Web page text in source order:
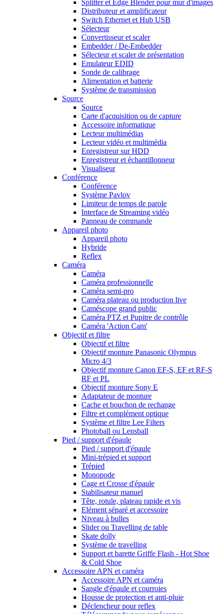
Splitter et Edge Blender pour mur d'images
Distributeur et amplificateur
Switch Ethernet et Hub USB
Sélecteur
Convertisseur et scaler
Embedder / De-Embedder
Sélecteur et scaler de présentation
Emulateur EDID
Sonde de calibrage
Alimentation et batterie
Système de transmission
Source
Source
Carte d'acquisition ou de capture
Accessoire informatique
Lecteur multimédias
Lecteur vidéo et multimédia
Enregistreur sur HDD
Enregistreur et échantillonneur
Visualiseur
Conférence
Conférence
Système Pavlov
Limiteur de temps de parole
Interface de Streaming vidéo
Panneau de commande
Appareil photo
Appareil photo
Hybride
Reflex
Caméra
Caméra
Caméra professionnelle
Caméra semi-pro
Caméra plateau ou production live
Caméscope grand public
Caméra PTZ et Pupitre de contrôle
Caméra 'Action Cam'
Objectif et filtre
Objectif et filtre
Objectif monture Panasonic Olympus
Micro 4/3
Objectif monture Canon EF-S, EF et RF-S
RF et PL
Objectif monture Sony E
Adaptateur de monture
Cache et bouchon de rechange
Filtre et complément optique
Système et filtre Lee Filters
Photoball ou Lensball
Pied / support d'épaule
Pied / support d'épaule
Mini-trépied et support
Trépied
Monopode
Cage et Crosse d'épaule
Stabilisateur manuel
Tête, rotule, plateau rapide et vis
Elément séparé et accessoire
Niveau à bulles
Slider ou Travelling de table
Skate dolly
Système de travelling
Support et barette Griffe Flash - Hot Shoe
& Cold Shoe
Accessoire APN et caméra
Accessoire APN et caméra
Sangle d'épaule et courroies
Housse de protection et anti-pluie
Déclencheur pour reflex